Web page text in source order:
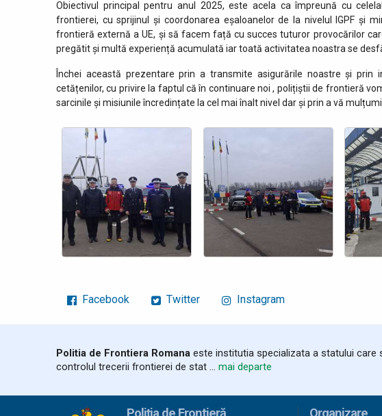
Obiectivul principal pentru anul 2025, este acela ca împreună cu
frontierei, cu sprijinul și coordonarea eșaloanelor de la nivelul IGPF și
frontieră externă a UE, și să facem față cu succes tuturor provocărilor
pregătit și multă experiență acumulată iar toată activitatea noastra se
Închei această prezentare prin a transmite asigurările noastre și prin
cetățenilor, cu privire la faptul că în continuare noi , polițiștii de frontieră
sarcinile și misiunile încredințate la cel mai înalt nivel dar și prin a vă
Facebook Twitter Instagram
Politia de Frontiera Romana este institutia specializata a statului care
controlul trecerii frontierei de stat ... mai departe
Poliția de Frontieră Organizare